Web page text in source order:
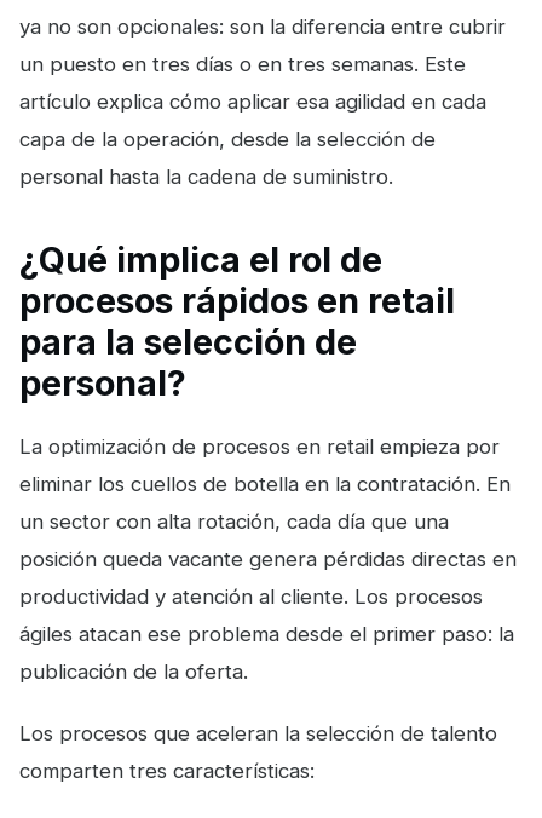
ya no son opcionales: son la diferencia entre cubrir
un puesto en tres días o en tres semanas. Este
artículo explica cómo aplicar esa agilidad en cada
capa de la operación, desde la selección de
personal hasta la cadena de suministro.
¿Qué implica el rol de
procesos rápidos en retail
para la selección de
personal?
La optimización de procesos en retail empieza por
eliminar los cuellos de botella en la contratación. En
un sector con alta rotación, cada día que una
posición queda vacante genera pérdidas directas en
productividad y atención al cliente. Los procesos
ágiles atacan ese problema desde el primer paso: la
publicación de la oferta.
Los procesos que aceleran la selección de talento
comparten tres características: